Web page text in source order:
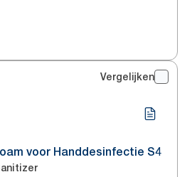
Vergelijken
voor Handdesinfectie S4